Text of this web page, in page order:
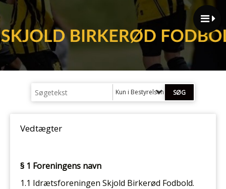
Kun i Bestyrelsen
Vedtægter
§ 1 Foreningens navn
1.1 Idrætsforeningen Skjold Birkerød Fodbold.